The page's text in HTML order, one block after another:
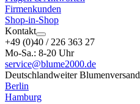
Firmenkunden
Shop-in-Shop
Kontakt
+49 (0)40 / 226 363 27
Mo-Sa.: 8-20 Uhr
service@blume2000.de
Deutschlandweiter Blumenversand
Berlin
Hamburg